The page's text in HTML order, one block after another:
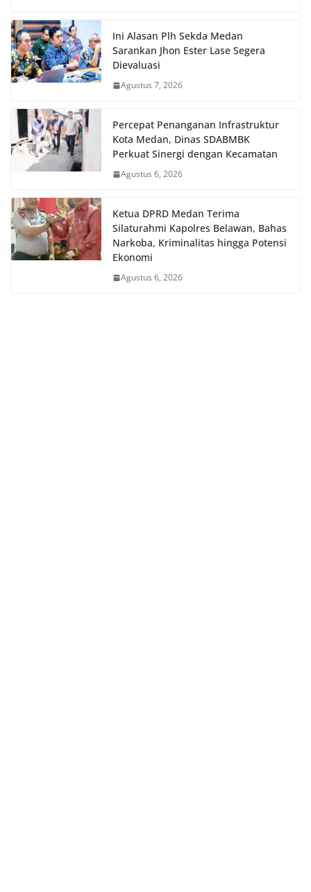
Ini Alasan Plh Sekda Medan
Sarankan Jhon Ester Lase Segera
Dievaluasi
Agustus 7, 2026
Percepat Penanganan Infrastruktur
Kota Medan, Dinas SDABMBK
Perkuat Sinergi dengan Kecamatan
Agustus 6, 2026
Ketua DPRD Medan Terima
Silaturahmi Kapolres Belawan, Bahas
Narkoba, Kriminalitas hingga Potensi
Ekonomi
Agustus 6, 2026